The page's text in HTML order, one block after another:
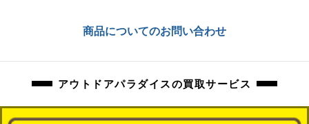
商品についてのお問い合わせ
アウトドアパラダイスの買取サービス